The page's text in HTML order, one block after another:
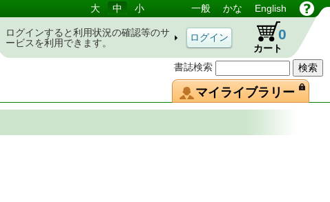
書誌検索
大 中 小 一般 かな English
ログインすると利用状況の確認等のサ
ービスを利用できます。
カート
0
マイライブラリー